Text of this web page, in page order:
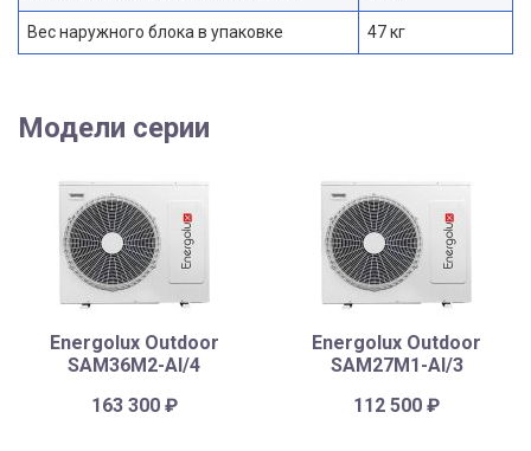
Вес наружного блока в упаковке 47 кг
Модели серии
Energolux Outdoor
SAM36M2-AI/4
163 300 ₽
Energolux Outdoor
SAM27M1-AI/3
112 500₽